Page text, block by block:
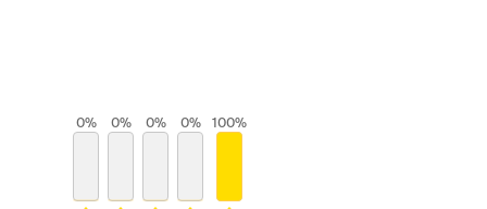
0% 0% 0% 0% 100%